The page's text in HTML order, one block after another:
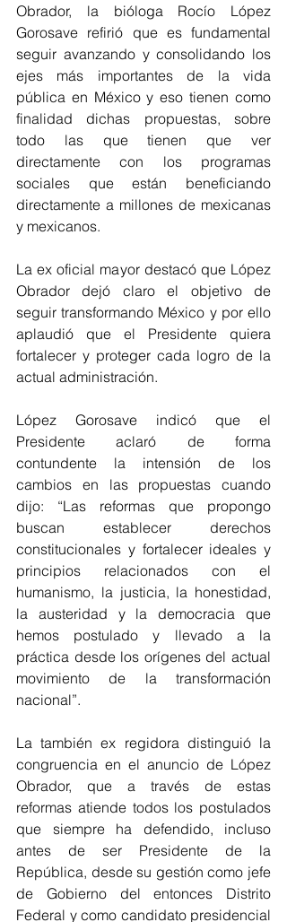
Obrador, la bióloga Rocío López
Gorosave refirió que es fundamental
seguir avanzando y consolidando los
ejes más importantes de la vida
pública en México y eso tienen como
finalidad dichas propuestas, sobre
todo las que tienen que ver
directamente con los programas
sociales que están beneficiando
directamente a millones de mexicanas
y mexicanos.
La ex oficial mayor destacó que López
Obrador dejó claro el objetivo de
seguir transformando México y por ello
aplaudió que el Presidente quiera
fortalecer y proteger cada logro de la
actual administración.
López Gorosave indicó que el
Presidente aclaró de forma
contundente la intensión de los
cambios en las propuestas cuando
dijo: “Las reformas que propongo
buscan establecer derechos
constitucionales y fortalecer ideales y
principios relacionados con el
humanismo, la justicia, la honestidad,
la austeridad y la democracia que
hemos postulado y llevado a la
práctica desde los orígenes del actual
movimiento de la transformación
nacional”.
La también ex regidora distinguió la
congruencia en el anuncio de López
Obrador, que a través de estas
reformas atiende todos los postulados
que siempre ha defendido, incluso
antes de ser Presidente de la
República, desde su gestión como jefe
de Gobierno del entonces Distrito
Federal y como candidato presidencial